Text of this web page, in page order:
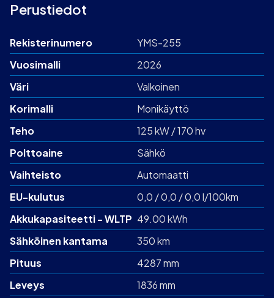
Perustiedot
Rekisterinumero
YMS-255
Vuosimalli
2026
Väri
Valkoinen
Korimalli
Monikäyttö
Teho
125 kW / 170 hv
Polttoaine
Sähkö
Vaihteisto
Automaatti
EU-kulutus
0,0 / 0,0 / 0,0 l/100km
Akku­kapasiteetti - WLTP 49.00 kWh
Sähköinen kantama
350 km
Pituus
4287 mm
Leveys
1836 mm